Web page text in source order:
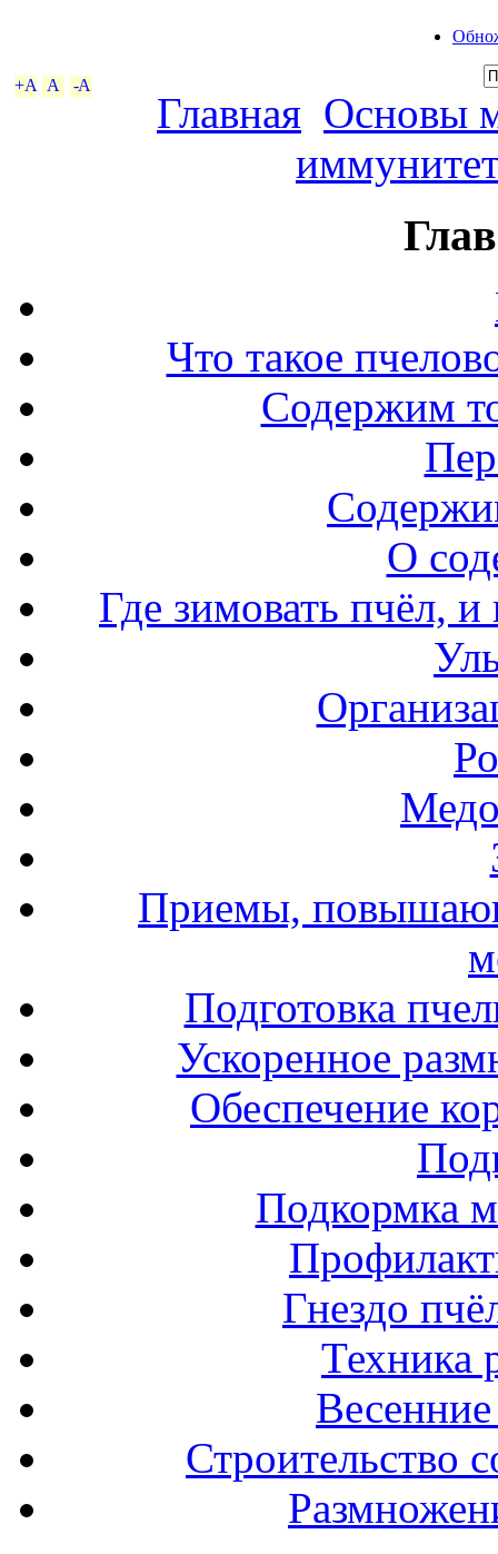
+A A -A
Главная Основы
Что такое
Содержим
О
Где зимовать пчёл,
Приемы,
Подготовка
Ускоренное
Обеспечение
Подкормка
Гнездо
Техника
Строительство